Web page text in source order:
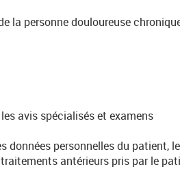
la personne douloureuse
avis spécialisés et examens
données personnelles du patient, le
antérieurs pris par le